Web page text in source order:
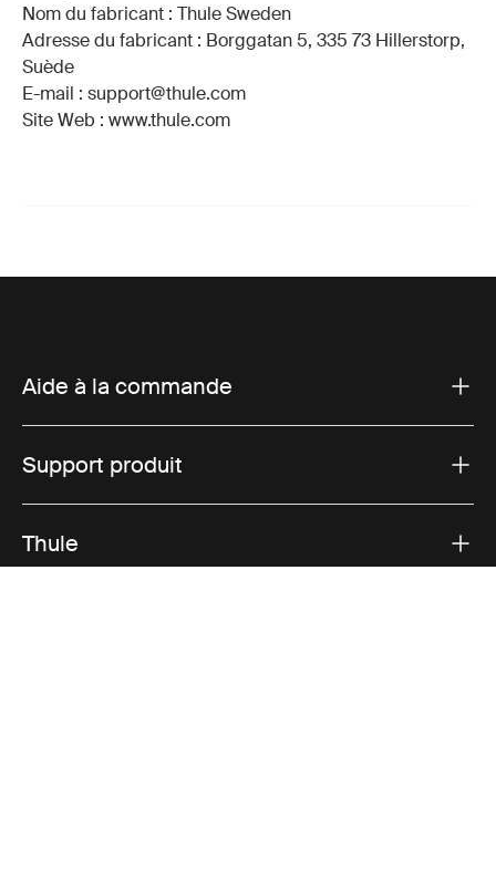
Nom du fabricant : Thule Sweden
Adresse du fabricant : Borggatan 5, 335 73 Hillerstorp,
Suède
E-mail : support@thule.com
Site Web : www.thule.com
Aide à la commande
Support produit
Thule